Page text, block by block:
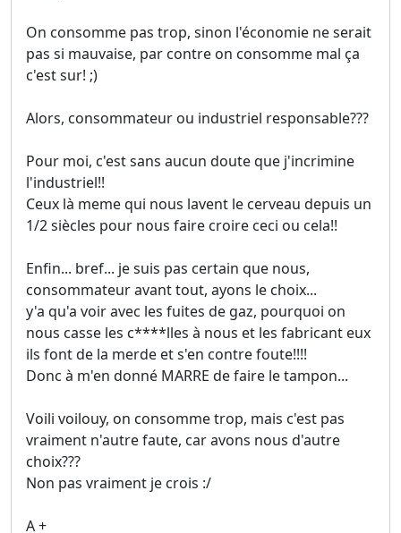
On consomme pas trop, sinon l'économie ne serait
pas si mauvaise, par contre on consomme mal ça
c'est sur! ;)
Alors, consommateur ou industriel responsable???
Pour moi, c'est sans aucun doute que j'incrimine
l'industriel!!
Ceux là meme qui nous lavent le cerveau depuis un
1/2 siècles pour nous faire croire ceci ou cela!!
Enfin... bref... je suis pas certain que nous,
consommateur avant tout, ayons le choix...
y'a qu'a voir avec les fuites de gaz, pourquoi on
nous casse les c****lles à nous et les fabricant eux
ils font de la merde et s'en contre foute!!!!
Donc à m'en donné MARRE de faire le tampon...
Voili voilouy, on consomme trop, mais c'est pas
vraiment n'autre faute, car avons nous d'autre
choix???
Non pas vraiment je crois :/
A +